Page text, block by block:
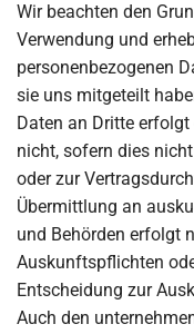
Wir beachten den
Verwendung und
personenbezogenen
sie uns mitgeteilt
Daten an Dritte
nicht, sofern dies
oder zur
Übermittlung an
und Behörden erfolgt
Auskunftspflichten
Entscheidung zur
Auch den